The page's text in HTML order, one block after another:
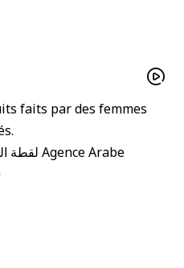
faits par des femmes